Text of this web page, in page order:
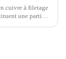
cuivre à filetage
une partie